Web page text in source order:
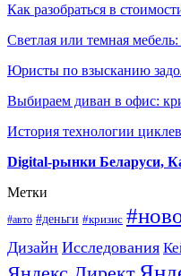
Как разобраться в
Светлая или темная
Юристы по взысканию
Выбираем диван в офис:
История технологии
Digital-рынки Беларуси,
Метки
#авто #деньги #кризис
Дизайн Исследования